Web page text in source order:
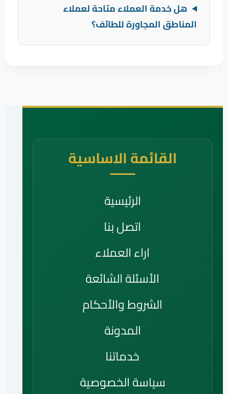
هل خدمة العملاء متاحة لعملاء
المناطق المجاورة للطائف؟
القائمة الاساسية
الرئيسية
اتصل بنا
اراء العملاء
الأسئلة الشائعة
الشروط والأحكام
المدونة
خدماتنا
سياسة الخصوصية